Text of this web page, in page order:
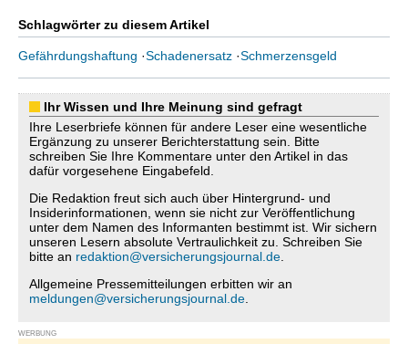
Schlagwörter zu diesem Artikel
Gefährdungshaftung ·Schadenersatz ·Schmerzensgeld
Ihr Wissen und Ihre Meinung sind gefragt
Ihre Leserbriefe können für andere Leser eine wesentliche
Ergänzung zu unserer Berichterstattung sein. Bitte
schreiben Sie Ihre Kommentare unter den Artikel in das
dafür vorgesehene Eingabefeld.
Die Redaktion freut sich auch über Hintergrund- und
Insiderinformationen, wenn sie nicht zur Veröffentlichung
unter dem Namen des Informanten bestimmt ist. Wir sichern
unseren Lesern absolute Vertraulichkeit zu. Schreiben Sie
bitte an redaktion@versicherungsjournal.de
Allgemeine Pressemitteilungen erbitten wir an
meldungen@versicherungsjournal.de
WERBUNG